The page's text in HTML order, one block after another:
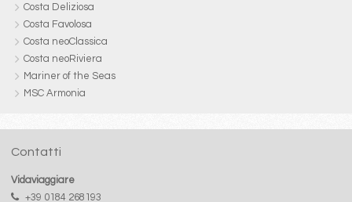
Costa Deliziosa
Costa Favolosa
Costa neoClassica
Costa neoRiviera
Mariner of the Seas
MSC Armonia
Contatti
Vidaviaggiare
+39 0184 268193